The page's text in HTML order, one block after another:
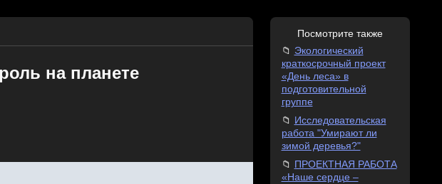
на планете
Посмотрите также
Экологический
краткосрочный проект
«День леса» в
подготовительной
группе
Исследовательская
работа "Умирают ли
зимой деревья?"
ПРОЕКТНАЯ РАБОТА
«Наше сердце –